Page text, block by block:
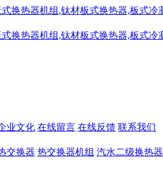
业文化 在线留言 在线反馈 联系我们
交换器 热交换器机组 汽水二级换热器